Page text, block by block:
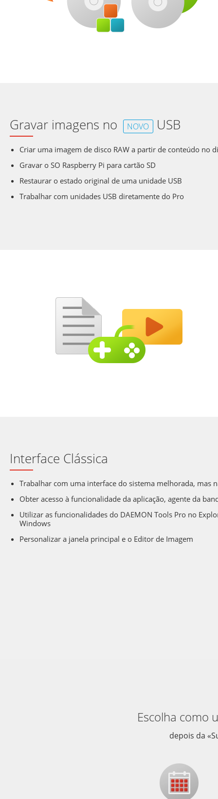
Gravar imagens no NOVO USB
Criar uma imagem de disco RAW a partir de conteúdo no
Gravar o SO Raspberry Pi para cartão SD
Restaurar o estado original de uma unidade USB
Trabalhar com unidades USB diretamente do Pro
Interface Clássica
Trabalhar com uma interface do sistema melhorada, mas
Obter acesso à funcionalidade da aplicação, agente da
Utilizar as funcionalidades do DAEMON Tools Pro no
Windows
Personalizar a janela principal e o Editor de Imagem
Escolha como
depois da